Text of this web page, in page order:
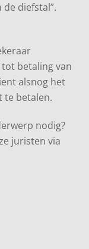
diefstal”.
betaling van
alsnog het
te betalen.
nodig?
juristen via